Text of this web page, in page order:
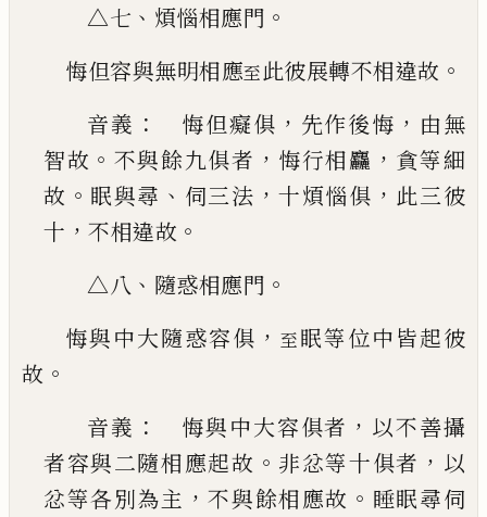
△七 、 煩惱相應門 。
悔但容與無明相應至此彼展轉不相違故 。
音義 ： 悔但癡俱 ， 先作後悔 ， 由無
智故 。 不與餘九俱者 ， 悔行相麤 ， 貪等細
故 。 眠與尋 、 伺三法 ，十煩惱俱 ， 此三彼
十 ， 不相違故 。
△八 、 隨惑相應門 。
悔與中大隨惑容俱 ， 至眠等位中皆起彼
故 。
音義 ： 悔與中大容俱者 ， 以不善攝
者容與二隨相應起故 。 非忿等十俱者 ， 以
忿等各別為主 ，不與餘相應故 。 睡眠尋伺